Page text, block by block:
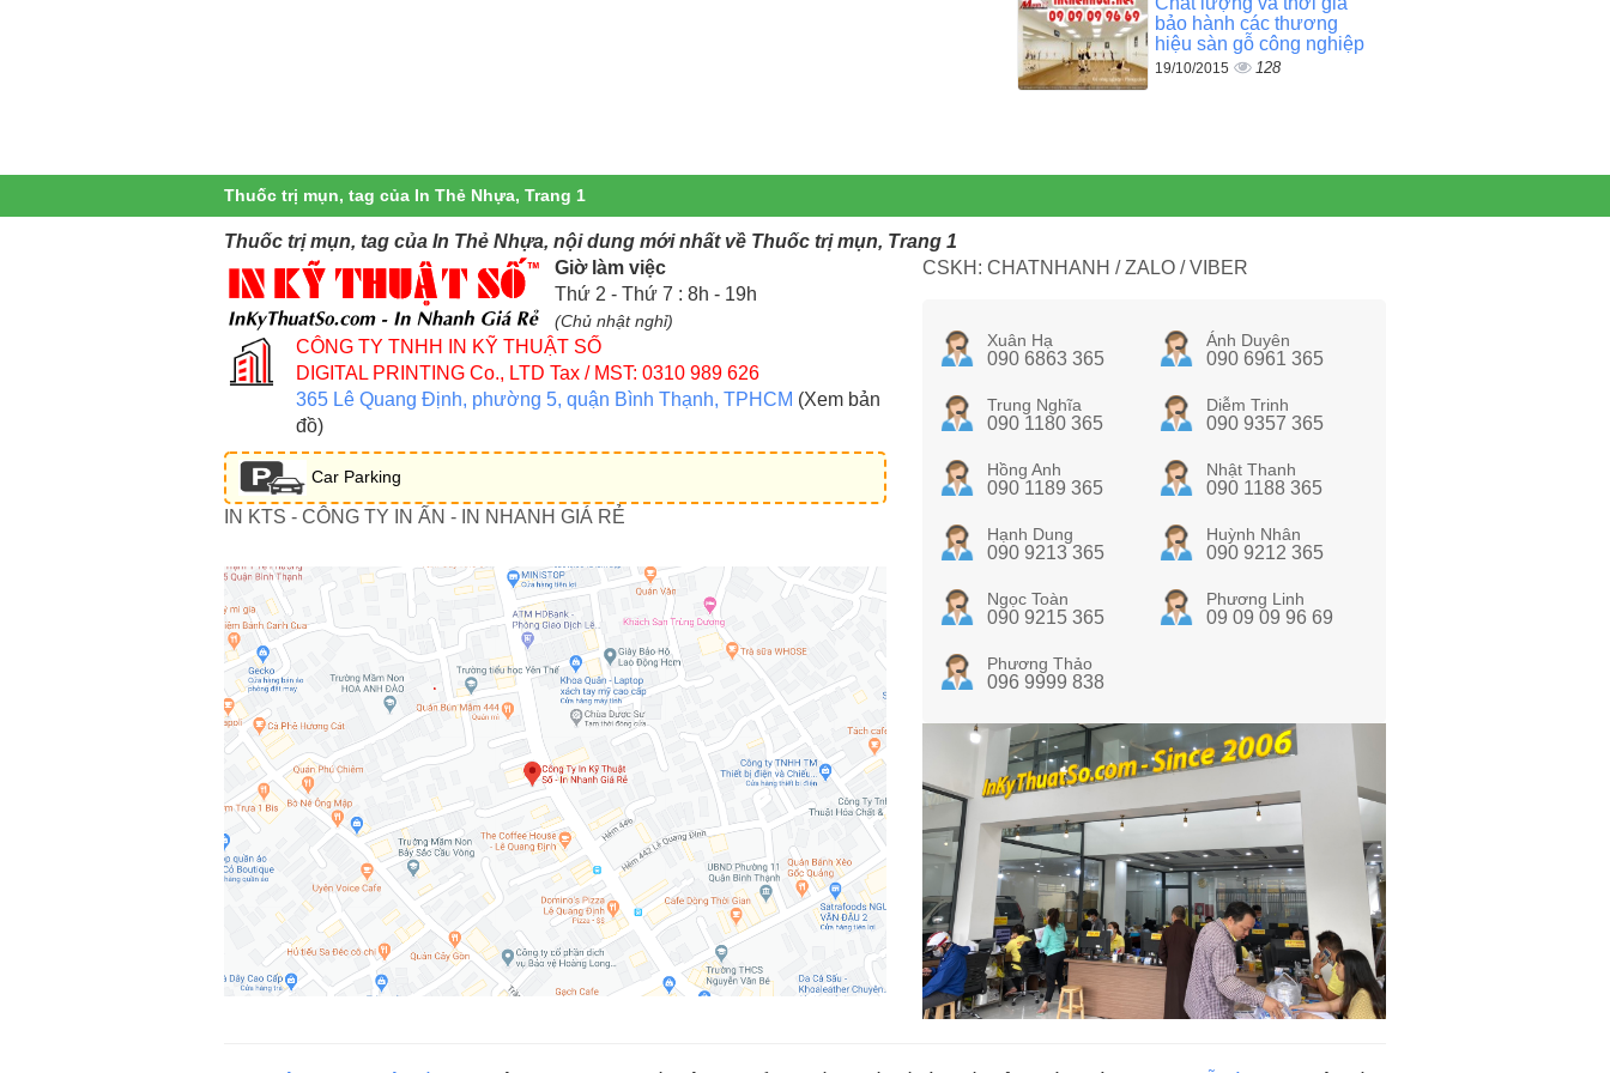
bảo hành các thương
hiệu sàn gỗ công nghiệp
19/10/2015 128
Thuốc trị mụn, tag của In Thẻ Nhựa, Trang 1
Thuốc trị mụn, tag của In Thẻ Nhựa, nội dung mới nhất về Thuốc trị mụn, Trang 1
Giờ làm việc
Thứ 2 - Thứ 7 : 8h - 19h
(Chủ nhật nghỉ)
CÔNG TY TNHH IN KỸ THUẬT SỐ
DIGITAL PRINTING Co., LTD Tax / MST: 0310 989 626
365 Lê Quang Định, phường 5, quận Bình Thạnh, TPHCM (Xem bản
đồ)
Car Parking
IN KTS - CÔNG TY IN ẤN - IN NHANH GIÁ RẺ
CSKH: CHATNHANH / ZALO / VIBER
Xuân Hạ
090 6863 365
Ánh Duyên
090 6961 365
Trung Nghĩa
090 1180 365
Diễm Trinh
090 9357 365
Hồng Anh
090 1189 365
Nhật Thanh
090 1188 365
Hạnh Dung
090 9213 365
Huỳnh Nhân
090 9212 365
Ngọc Toàn
090 9215 365
Phương Linh
09 09 09 96 69
Phương Thảo
096 9999 838